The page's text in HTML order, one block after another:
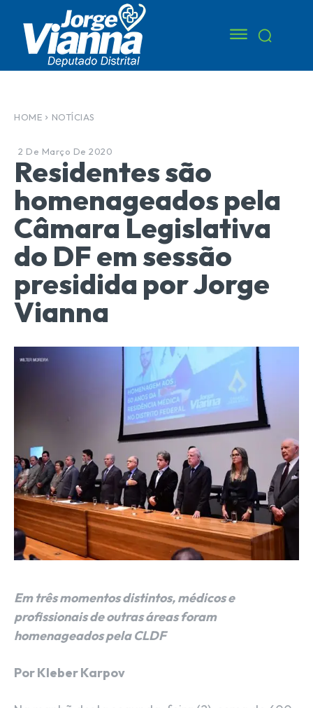
HOME NOTÍCIAS
2 De Março De 2020
Residentes são
homenageados pela
Câmara Legislativa
do DF em sessão
presidida por Jorge
Vianna
Em três momentos distintos, médicos e
profissionais de outras áreas foram
homenageados pela CLDF
Por Kleber Karpov